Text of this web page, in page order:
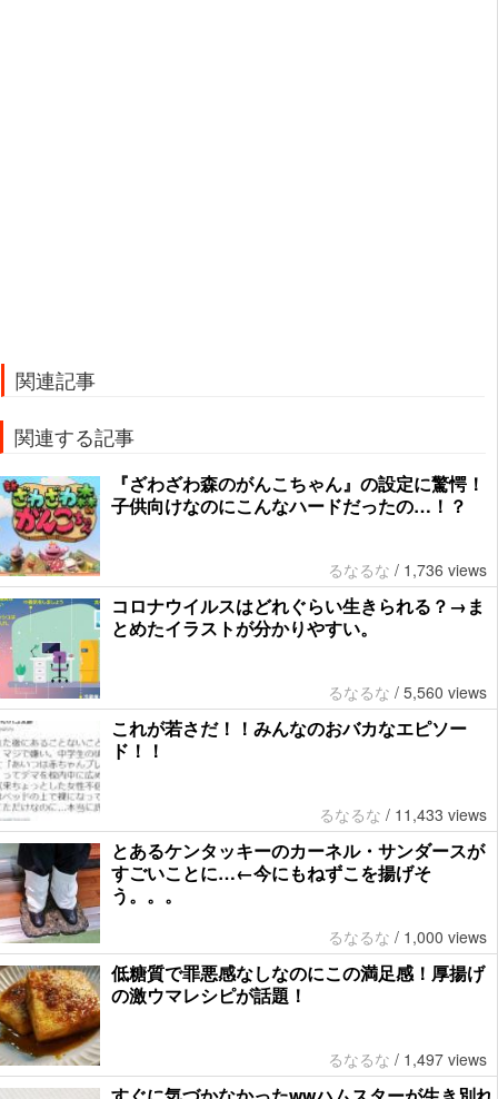
関連記事
関連する記事
『ざわざわ森のがんこちゃん』の設定に驚愕！
子供向けなのにこんなハードだったの…！？
るなるな / 1,736 views
コロナウイルスはどれぐらい生きられる？→ま
とめたイラストが分かりやすい。
るなるな / 5,560 views
これが若さだ！！みんなのおバカなエピソー
ド！！
るなるな / 11,433 views
とあるケンタッキーのカーネル・サンダースが
すごいことに…←今にもねずこを揚げそ
う。。。
るなるな / 1,000 views
低糖質で罪悪感なしなのにこの満足感！厚揚げ
の激ウマレシピが話題！
るなるな / 1,497 views